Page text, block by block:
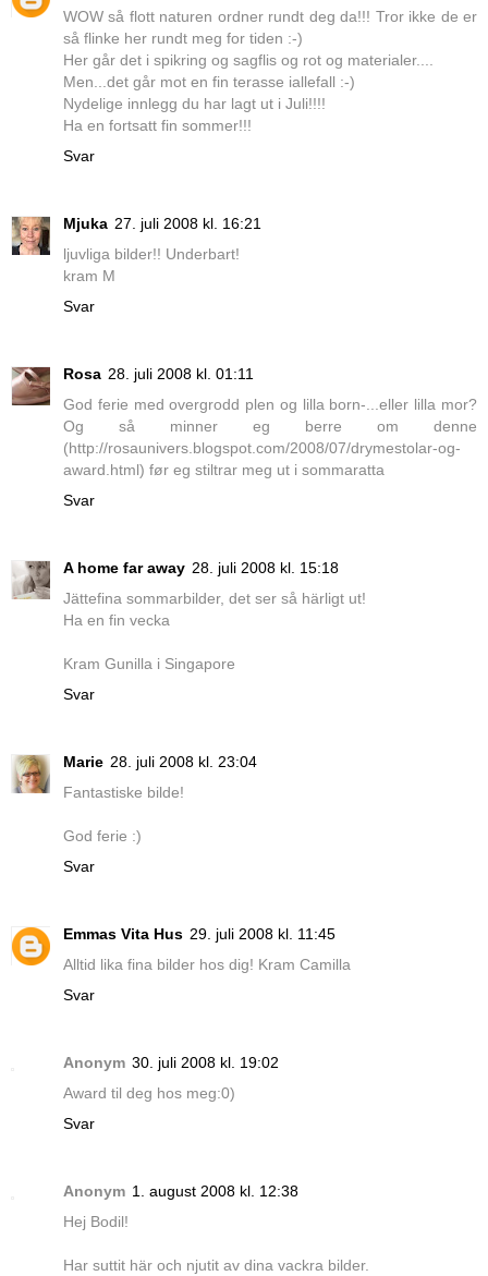
WOW så flott naturen ordner rundt deg da!!! Tror ikke de er
så flinke her rundt meg for tiden :-)
Her går det i spikring og sagflis og rot og materialer....
Men...det går mot en fin terasse iallefall :-)
Nydelige innlegg du har lagt ut i Juli!!!!
Ha en fortsatt fin sommer!!!
Svar
Mjuka 27. juli 2008 kl. 16:21
ljuvliga bilder!! Underbart!
kram M
Svar
Rosa 28. juli 2008 kl. 01:11
God ferie med overgrodd plen og lilla born-...eller lilla mor?
Og så minner eg berre om denne
(http://rosaunivers.blogspot.com/2008/07/drymestolar-og-
award.html) før eg stiltrar meg ut i sommaratta
Svar
A home far away 28. juli 2008 kl. 15:18
Jättefina sommarbilder, det ser så härligt ut!
Ha en fin vecka
Kram Gunilla i Singapore
Svar
Marie 28. juli 2008 kl. 23:04
Fantastiske bilde!
God ferie :)
Svar
Emmas Vita Hus 29. juli 2008 kl. 11:45
Alltid lika fina bilder hos dig! Kram Camilla
Svar
Anonym 30. juli 2008 kl. 19:02
Award til deg hos meg:0)
Svar
Anonym 1. august 2008 kl. 12:38
Hej Bodil!
Har suttit här och njutit av dina vackra bilder.